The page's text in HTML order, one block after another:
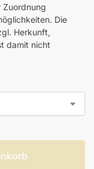
Zuordnung
Die
Herkunft,
damit nicht